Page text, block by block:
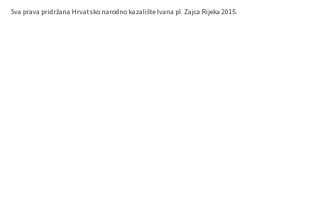
Sva prava pridržana Hrvatsko narodno kazalište Ivana pl. Zajca Rijeka 2015.